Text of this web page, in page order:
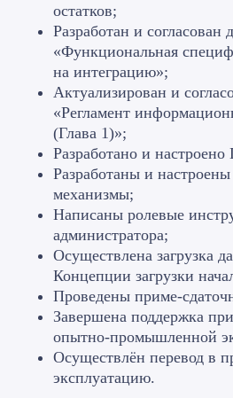
остатков;
Разработан и согласован
«Функциональная
на интеграцию»;
Актуализирован и
«Регламент
(Глава 1)»;
Разработано и
Разработаны и
механизмы;
Написаны ролевые
администратора;
Осуществлена загрузка
Концепции загрузки
Проведены приме-
Завершена поддержка
опытно-промышленной
Осуществлён перевод в
эксплуатацию.
взаимодействия работников,
НО и Заказчика в рамках РИВ
и налогового законодательства.
Подсистема
интеграции
Комплекс решений, для
механизма интеграции со
системами.Предназначение
: обмен данными
между ИС регламентированного
учета и Витриной.